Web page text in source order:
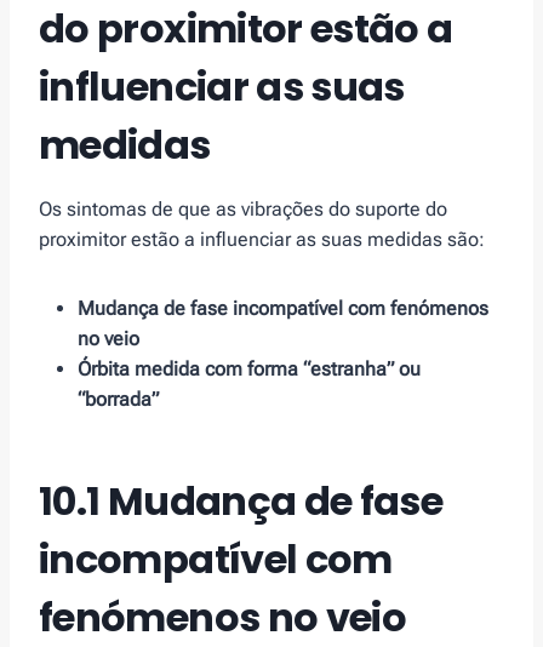
do proximitor estão a
influenciar as suas
medidas
Os sintomas de que as vibrações do suporte do
proximitor estão a influenciar as suas medidas são:
Mudança de fase incompatível com fenómenos
no veio
Órbita medida com forma “estranha” ou
“borrada”
10.1 Mudança de fase
incompatível com
fenómenos no veio